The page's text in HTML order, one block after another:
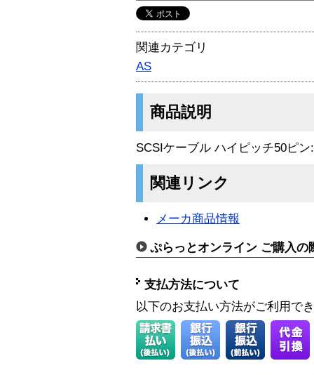
関連カテゴリ
AS
商品説明
SCSIケーブル ハイピッチ50ピ
関連リンク
メーカ商品情報
ぷらっとオンライン ご購入の
支払方法について
以下のお支払い方法がご利用で